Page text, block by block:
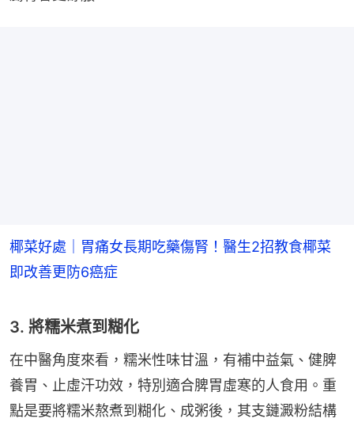
椰菜好處｜胃痛女長期吃藥傷腎！醫生2招教食椰菜
即改善更防6癌症
3. 將糯米煮到糊化
在中醫角度來看，糯米性味甘溫，有補中益氣、健脾
養胃、止虛汗功效，特別適合脾胃虛寒的人食用。重
點是要將糯米熬煮到糊化、成粥後，其支鏈澱粉結構